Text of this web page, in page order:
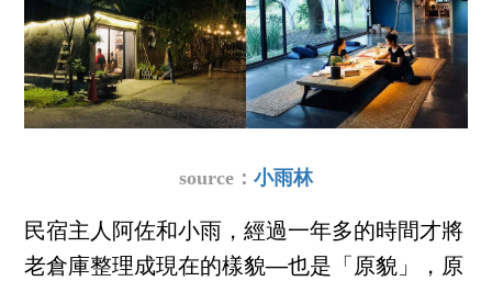
source： 小雨林
民宿主人阿佐和小雨，經過一年多的時間才將
老倉庫整理成現在的樣貌──也是「原貌」，原